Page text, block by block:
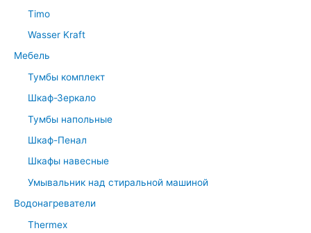
Timo
Wasser Kraft
Мебель
Тумбы комплект
Шкаф-Зеркало
Тумбы напольные
Шкаф-Пенал
Шкафы навесные
Умывальник над стиральной машиной
Водонагреватели
Thermex